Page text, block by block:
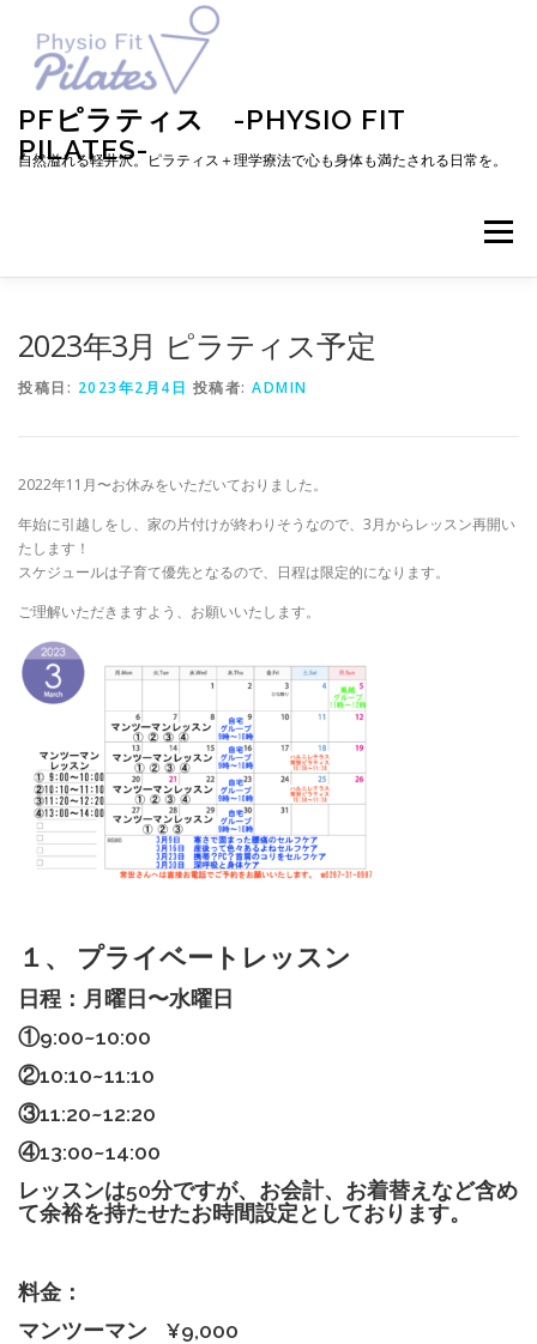
PFピラティス -PHYSIO FIT
PILATES-
自然溢れる軽井沢。ピラティス＋理学療法で心も身体も満たされる日常を。
メニュー
2023年3月 ピラティス予定
投稿日: 2023年2月4日 投稿者: ADMIN
2022年11月〜お休みをいただいておりました。
年始に引越しをし、家の片付けが終わりそうなので、3月からレッスン再開い
たします！
スケジュールは子育て優先となるので、日程は限定的になります。
ご理解いただきますよう、お願いいたします。
１、 プライベートレッスン
日程：月曜日〜水曜日
①9:00~10:00
②10:10~11:10
③11:20~12:20
④13:00~14:00
レッスンは50分ですが、お会計、お着替えなど含め
て余裕を持たせたお時間設定としております。
料金：
マンツーマン
¥9,000